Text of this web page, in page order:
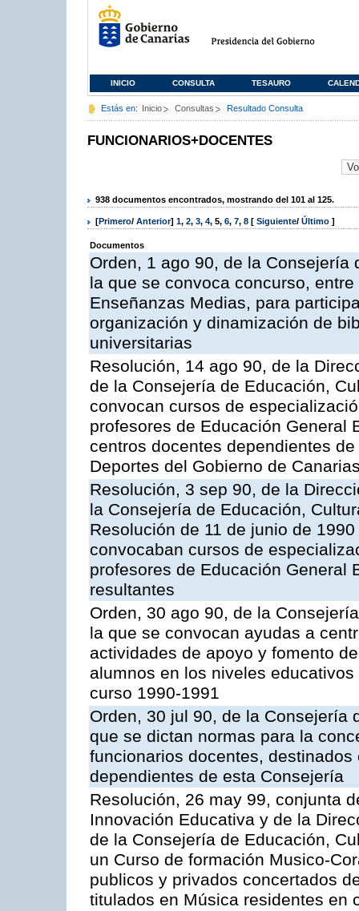
INICIO CONSULTA TESAURO
Estás en: Inicio Consultas Resultado Consulta
FUNCIONARIOS+DOCENTES
938 documentos encontrados, mostrando del 101 al 125.
[Primero/ Anterior] 1, 2, 3, 4, 5, 6, 7, 8 [ Siguiente/ Último ]
Documentos
Orden, 1 ago 90, de la Consejería
la que se convoca concurso,
Enseñanzas Medias, para
organización y dinamización de
universitarias
Resolución, 14 ago 90, de la
de la Consejería de Educación,
convocan cursos de
profesores de Educación General
centros docentes dependientes
Deportes del Gobierno de
Resolución, 3 sep 90, de la
la Consejería de Educación,
Resolución de 11 de junio de
convocaban cursos de
profesores de Educación General
resultantes
Orden, 30 ago 90, de la
la que se convocan ayudas a
actividades de apoyo y fomento
alumnos en los niveles
curso 1990-1991
Orden, 30 jul 90, de la Consejería
que se dictan normas para la
funcionarios docentes,
dependientes de esta Consejería
Resolución, 26 may 99, conjunta
Innovación Educativa y de la
de la Consejería de Educación,
un Curso de formación Musico-
publicos y privados concertados
titulados en Música residentes en